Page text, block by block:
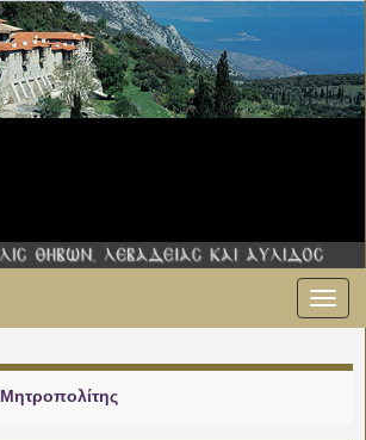
Μητροπολίτης